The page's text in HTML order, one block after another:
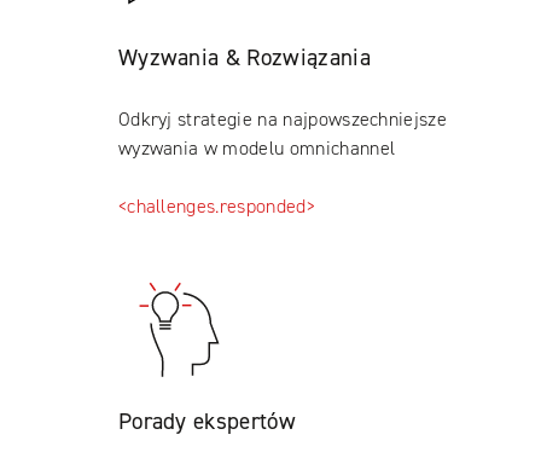
Wyzwania & Rozwiązania
Odkryj strategie na najpowszechniejsze
wyzwania w modelu omnichannel
<challenges.responded>
Porady ekspertów